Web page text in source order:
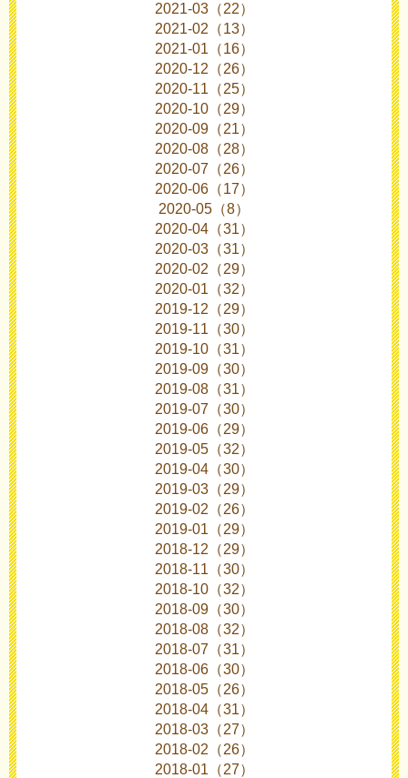
2021-03（22）
2021-02（13）
2021-01（16）
2020-12（26）
2020-11（25）
2020-10（29）
2020-09（21）
2020-08（28）
2020-07（26）
2020-06（17）
2020-05（8）
2020-04（31）
2020-03（31）
2020-02（29）
2020-01（32）
2019-12（29）
2019-11（30）
2019-10（31）
2019-09（30）
2019-08（31）
2019-07（30）
2019-06（29）
2019-05（32）
2019-04（30）
2019-03（29）
2019-02（26）
2019-01（29）
2018-12（29）
2018-11（30）
2018-10（32）
2018-09（30）
2018-08（32）
2018-07（31）
2018-06（30）
2018-05（26）
2018-04（31）
2018-03（27）
2018-02（26）
2018-01（27）